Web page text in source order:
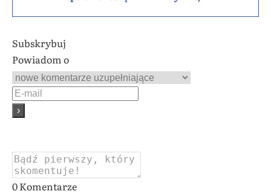
Subskrybuj
Powiadom o
0Komentarze